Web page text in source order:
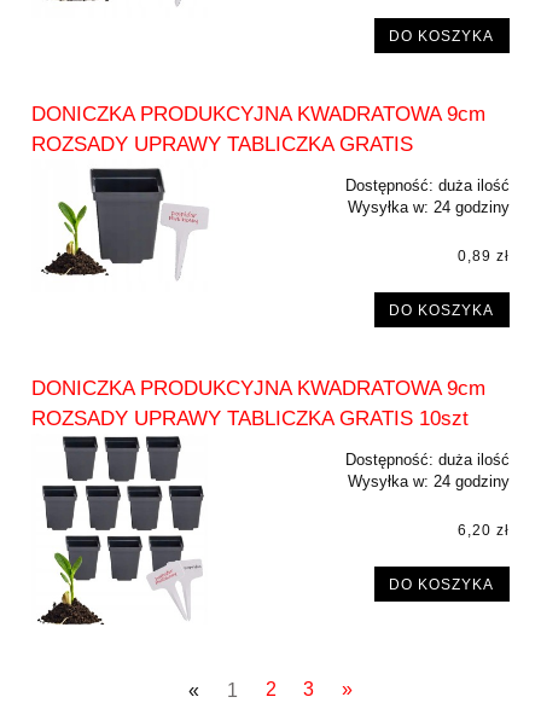
DO KOSZYKA
DONICZKA PRODUKCYJNA KWADRATOWA 9cm
ROZSADY UPRAWY TABLICZKA GRATIS
Dostępność: duża ilość
Wysyłka w: 24 godziny
0,89 zł
DO KOSZYKA
DONICZKA PRODUKCYJNA KWADRATOWA 9cm
ROZSADY UPRAWY TABLICZKA GRATIS 10szt
Dostępność: duża ilość
Wysyłka w: 24 godziny
6,20 zł
DO KOSZYKA
« 1 2 3 »